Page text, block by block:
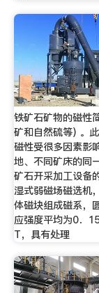
铁矿石矿物的磁性
矿和自然硫等) 。
磁性受很多因素影
地、不同矿床的同
矿石开采加工设备
湿式弱磁场磁选机
体磁块组成磁系，
应强度平均为0．
T，具有处理